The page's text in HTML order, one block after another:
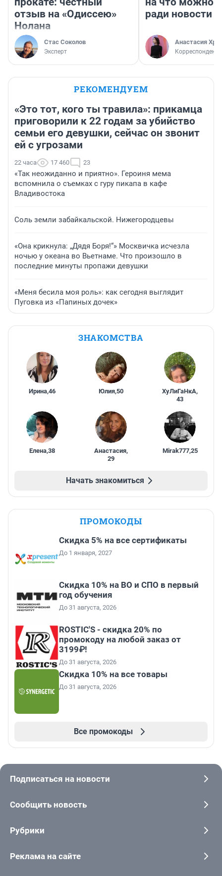
отзыв на «Одиссею»
Нолана
Стас Соколов
Эксперт
ради новости
Анастасия
Корреспондент
РЕКОМЕНДУЕМ
«Это тот, кого ты травила»: прикамца
приговорили к 22 годам за убийство
семьи его девушки, сейчас он звонит
ей с угрозами
22 часа 17 460 23
«Так неожиданно и приятно». Героиня мема
вспомнила о съемках с гуру пикапа в кафе
Владивостока
Соль земли забайкальской. Нижегородцевы
«Она крикнула: „Дядя Боря!“» Москвичка исчезла
ночью у океана во Вьетнаме. Что произошло в
последние минуты пропажи девушки
«Меня бесила моя роль»: как сегодня выглядит
Пуговка из «Папиных дочек»
ЗНАКОМСТВА
Ирина,46 Юлия,50 ХуЛиГаНкА,
43
Елена,38 Анастасия,
29
Mirak777,25
Начать знакомиться
ПРОМОКОДЫ
Скидка 5% на все сертификаты
До 1 января, 2027
Скидка 10% на ВО и СПО в первый
год обучения
До 31 августа, 2026
ROSTIC'S - скидка 20% по
промокоду на любой заказ от
3199₽!
До 31 августа, 2026
Скидка 10% на все товары
До 31 августа, 2026
Все промокоды